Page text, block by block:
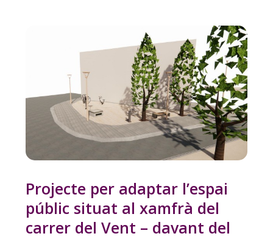
Projecte per adaptar l’espai
públic situat al xamfrà del
carrer del Vent – davant del